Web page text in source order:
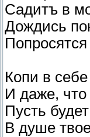
Садитъ в
Дождись
Копи в
И даже, что
Пусть
В душе